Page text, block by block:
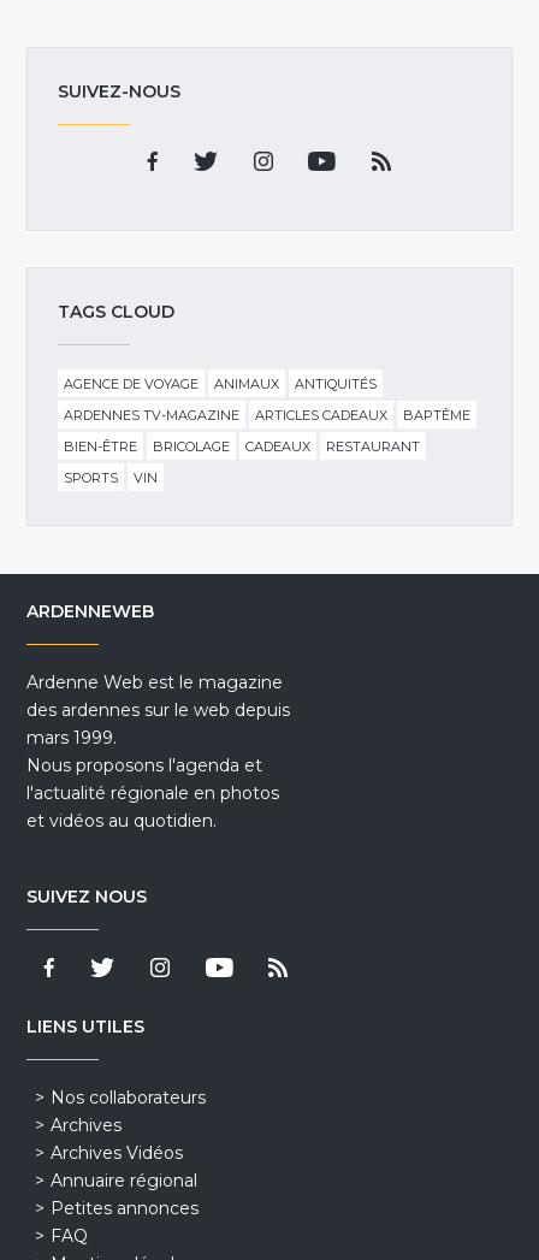
SUIVEZ-NOUS
TAGS CLOUD
AGENCE DE VOYAGE ANIMAUX
ANTIQUITÉS
ARDENNES TV-MAGAZINE
ARTICLES CADEAUX
BAPTÊME
BIEN-ÊTRE
BRICOLAGE CADEAUX
RESTAURANT
SPORTS
VIN
ARDENNEWEB
Ardenne Web est le magazine
des ardennes sur le web depuis
mars 1999.
Nous proposons l'agenda et
l'actualité régionale en photos
et vidéos au quotidien.
SUIVEZ NOUS
LIENS UTILES
Nos collaborateurs
Archives
Archives Vidéos
Annuaire régional
Petites annonces
FAQ